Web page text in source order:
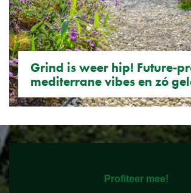
Grind is weer hip! Future-
mediterrane vibes en zó
Profiteer mee!